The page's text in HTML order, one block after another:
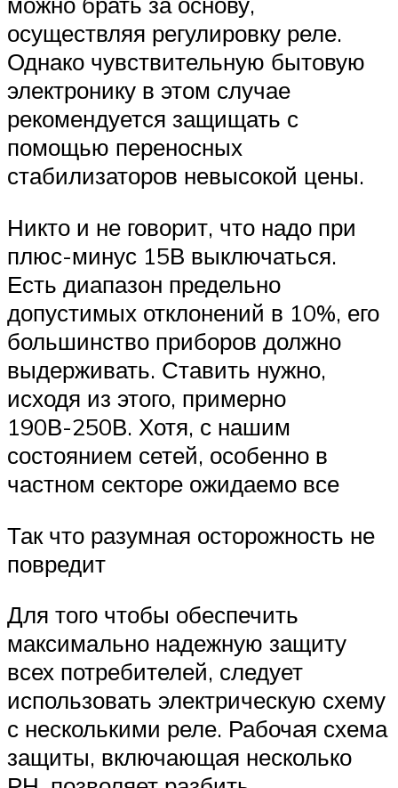
осуществляя регулировку реле.
Однако чувствительную бытовую
электронику в этом случае
рекомендуется защищать с
помощью переносных
стабилизаторов невысокой цены.
Никто и не говорит, что надо при
плюс-минус 15В выключаться.
Есть диапазон предельно
допустимых отклонений в 10%, его
большинство приборов должно
выдерживать. Ставить нужно,
исходя из этого, примерно
190В-250В. Хотя, с нашим
состоянием сетей, особенно в
частном секторе ожидаемо все
Так что разумная осторожность не
повредит
Для того чтобы обеспечить
максимально надежную защиту
всех потребителей, следует
использовать электрическую схему
с несколькими реле. Рабочая схема
защиты, включающая несколько